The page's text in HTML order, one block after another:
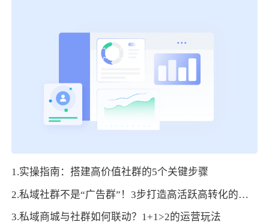
1.实操指南：搭建高价值社群的5个关键步骤
2.私域社群不是“广告群”！3步打造高活跃高转化的垂直社群
3.私域商城与社群如何联动？1+1>2的运营玩法